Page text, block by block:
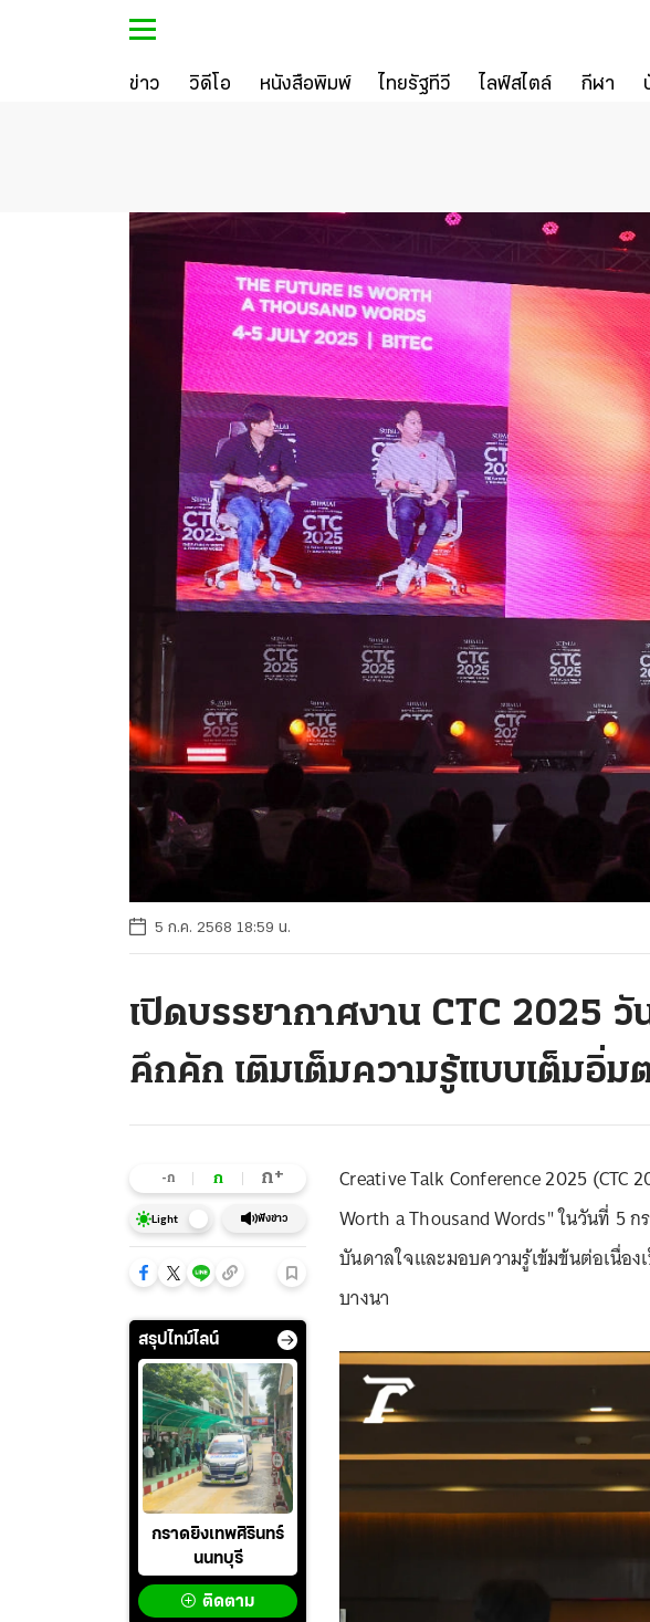
ข่าว วิดีโอ หนังสือพิมพ์ ไทยรัฐทีวี ไลฟ์สไตล์ กีฬา
5 ก.ค. 2568 18:59 น.
เปิดบรรยากาศงาน CTC 2025
คึกคัก เติมเต็มความรู้แบบเต็มอิ่ม
-ก ก ก+
Light ฟังข่าว
สรุปไทม์ไลน์
กราดยิงเทพศิรินทร์
นนทบุรี
ติดตาม
Creative Talk Conference 2025 (CTC
Worth a Thousand Words" ในวันที่ 5
บันดาลใจและมอบความรู้เข้มข้นต่อเนื่อ
บางนา